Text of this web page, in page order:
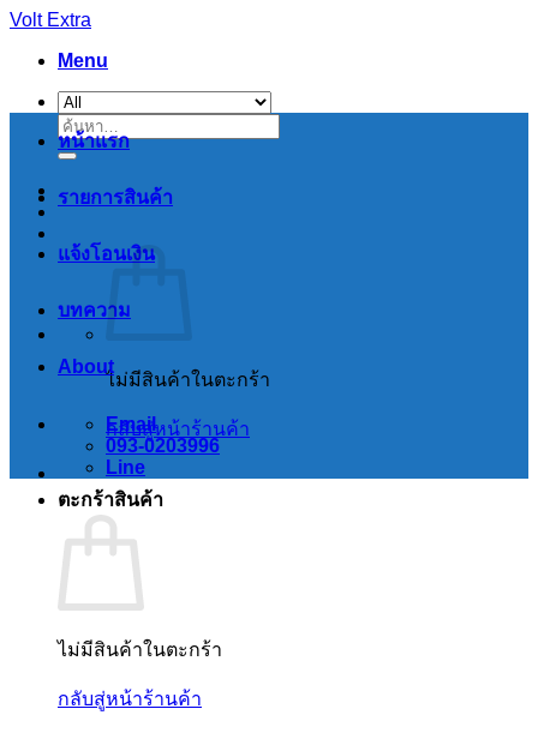
Skip
content
Volt Extra
Menu
ค้นหา:
ไม่มีสินค้าในตะกร้า
กลับสู่หน้าร้านค้า
ตะกร้าสินค้า
ไม่มีสินค้าในตะกร้า
กลับสู่หน้าร้านค้า
หน้าแรก
รายการสินค้า
แจ้งโอนเงิน
บทความ
About
Email
093-0203996
Line